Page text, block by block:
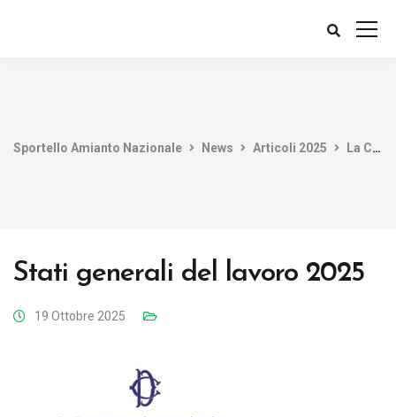
Sportello Amianto Nazionale News Articoli 2025 La Commissione parlamentare di inchiesta vuole il SAN tra i partecipanti agli Stati Generali del Lavoro
Stati generali del lavoro 2025
19 Ottobre 2025